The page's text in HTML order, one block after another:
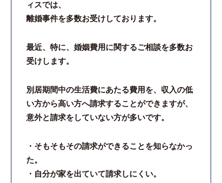
ィスでは、
離婚事件を多数お受けしております。
最近、特に、婚姻費用に関するご相談を多数お
受けします。
別居期間中の生活費にあたる費用を、収入の低
い方から高い方へ請求することができますが、
意外と請求をしていない方が多いです。
・そもそもその請求ができることを知らなかっ
た。
・自分が家を出ていて請求しにくい。